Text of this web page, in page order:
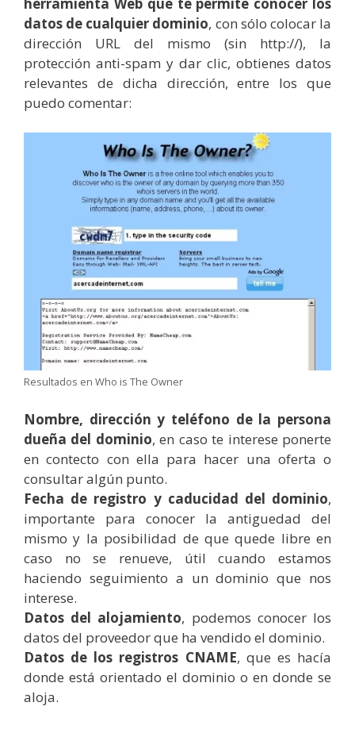
datos de cualquier dominio, con sólo colocar la
dirección URL del mismo (sin http://), la
protección anti-spam y dar clic, obtienes datos
relevantes de dicha dirección, entre los que
puedo comentar:
Resultados en Who is The Owner
Nombre, dirección y teléfono de la persona
dueña del dominio, en caso te interese ponerte
en contecto con ella para hacer una oferta o
consultar algún punto.
Fecha de registro y caducidad del dominio,
importante para conocer la antiguedad del
mismo y la posibilidad de que quede libre en
caso no se renueve, útil cuando estamos
haciendo seguimiento a un dominio que nos
interese.
Datos del alojamiento, podemos conocer los
datos del proveedor que ha vendido el dominio.
Datos de los registros CNAME, que es hacía
donde está orientado el dominio o en donde se
aloja.